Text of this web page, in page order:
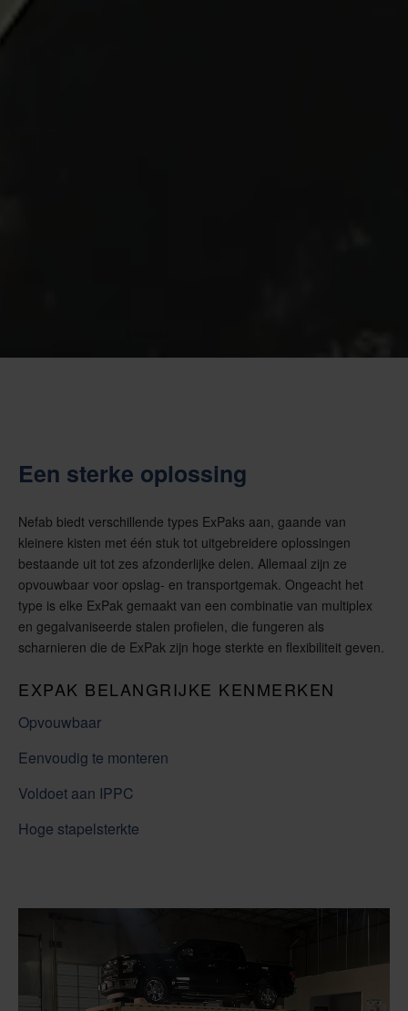
Een sterke oplossing
Nefab biedt verschillende types ExPaks aan, gaande van
kleinere kisten met één stuk tot uitgebreidere oplossingen
bestaande uit tot zes afzonderlijke delen. Allemaal zijn ze
opvouwbaar voor opslag- en transportgemak. Ongeacht het
type is elke ExPak gemaakt van een combinatie van multiplex
en gegalvaniseerde stalen profielen, die fungeren als
scharnieren die de ExPak zijn hoge sterkte en flexibiliteit geven.
EXPAK BELANGRIJKE KENMERKEN
Opvouwbaar
Eenvoudig te monteren
Voldoet aan IPPC
Hoge stapelsterkte